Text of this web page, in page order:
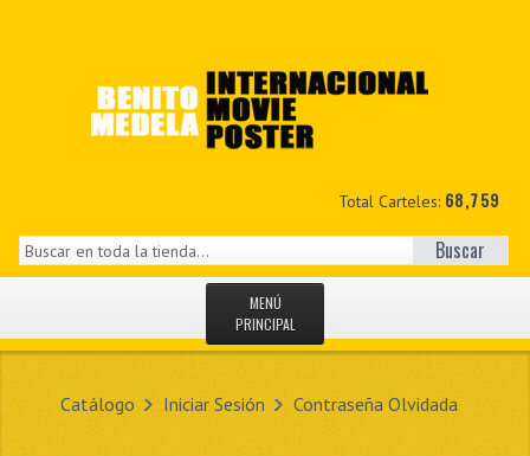
Total Carteles: 68,759
Buscar
MENÚ
PRINCIPAL
Catálogo Iniciar Sesión Contraseña Olvidada